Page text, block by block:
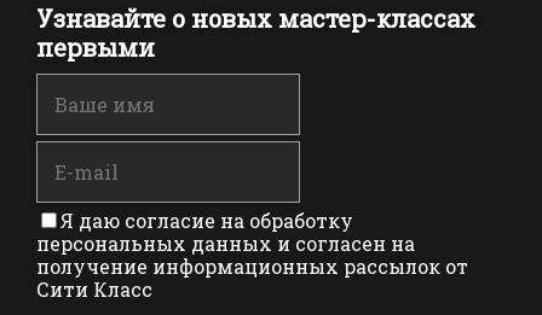
Узнавайте о новых мастер-классах
первыми
Я даю согласие на обработку
персональных данных и согласен на
получение информационных рассылок от
Сити Класс